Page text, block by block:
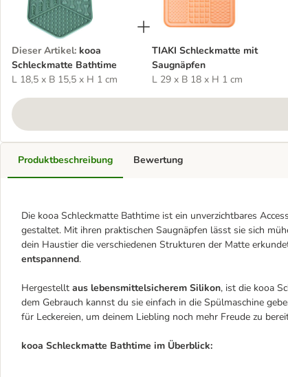
Dieser Artikel: kooa
Schleckmatte Bathtime
L 18,5 x B 15,5 x H 1 cm
TIAKI Schleckmatte mit
Saugnäpfen
L 29 x B 18 x H 1 cm
Produktbeschreibung
Die kooa Schleckmatte Bathtime ist ein unverzichtbares
gestaltet. Mit ihren praktischen Saugnäpfen lässt sie sich
dein Haustier die verschiedenen Strukturen der Matte
entspannend.
Hergestellt aus lebensmittelsicherem Silikon, ist die kooa
dem Gebrauch kannst du sie einfach in die Spülmaschine
für Leckereien, um deinem Liebling noch mehr Freude zu
kooa Schleckmatte Bathtime im Überblick:
Bewertung